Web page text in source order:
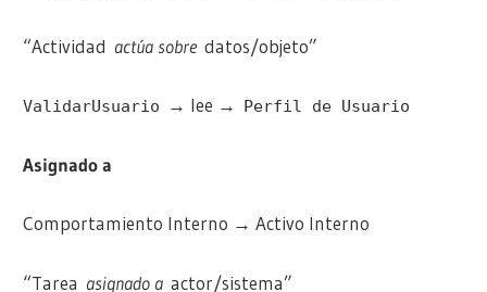
“Actividad actúa sobredatos/objeto”
ValidarUsuario → lee → Perfil de Usuario
Asignado a
Comportamiento Interno → Activo Interno
“Tarea asignado a actor/sistema”